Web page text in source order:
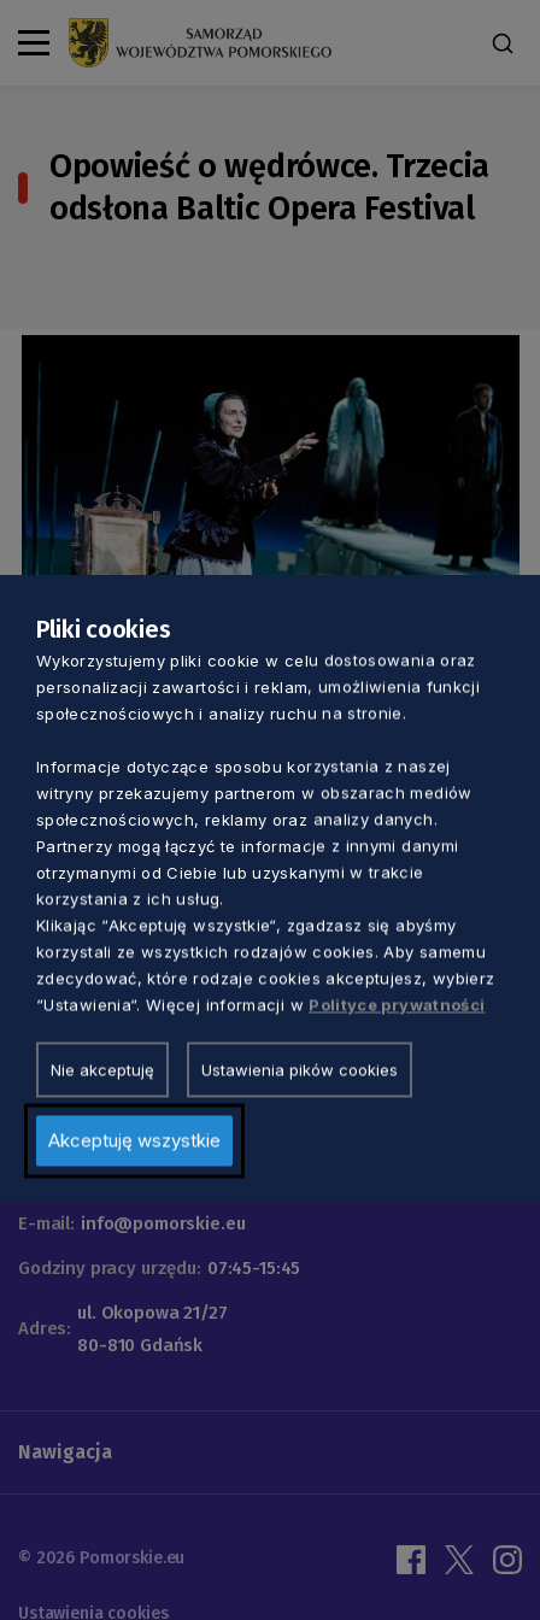
Opowieść o wędrówce. Trzecia
odsłona Baltic Opera Festival
KULTURA
Opowieść o wędrówce. Trzecia odsłona
Baltic Opera Festival
Dorota Patzer 1 rok temu
Urząd Marszałkowski
Województwa Pomorskiego
Telefon +48 58 32 68 555
E-mail: info@pomorskie.eu
Godziny pracy urzędu: 07:45-15:45
Adres:
ul. Okopowa 21/27
80-810 Gdańsk
Nawigacja
© 2026 Pomorskie.eu
Ustawienia cookies
Pliki cookies
Wykorzystujemy pliki cookie w celu dostosowania oraz
personalizacji zawartości i reklam, umożliwienia funkcji
społecznościowych i analizy ruchu na stronie.
Informacje dotyczące sposobu korzystania z naszej
witryny przekazujemy partnerom w obszarach mediów
społecznościowych, reklamy oraz analizy danych.
Partnerzy mogą łączyć te informacje z innymi danymi
otrzymanymi od Ciebie lub uzyskanymi w trakcie
korzystania z ich usług.
Klikając “Akceptuję wszystkie“, zgadzasz się abyśmy
korzystali ze wszystkich rodzajów cookies. Aby samemu
zdecydować, które rodzaje cookies akceptujesz, wybierz
“Ustawienia“. Więcej informacji w Polityce prywatności
Nie akceptuję Ustawienia pików cookies
Akceptuję wszystkie